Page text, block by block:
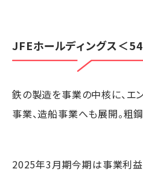
JFEホールディングス＜
鉄の製造を事業の中核に、エ
事業、造船事業へも展開。粗
2025年3月期今期は事業利